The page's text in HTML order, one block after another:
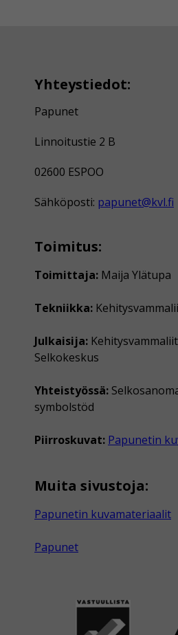
Yhteystiedot:
Papunet
Linnoitustie 2 B
02600 ESPOO
Sähköposti: papunet@kvl.fi
Toimitus:
Toimittaja: Maija Ylätupa
Tekniikka:
Julkaisija:
Selkokeskus
Yhteistyössä:
symbolstöd
Piirroskuvat: Papunetin
Muita sivustoja:
Papunetin kuvamateriaalit
Papunet